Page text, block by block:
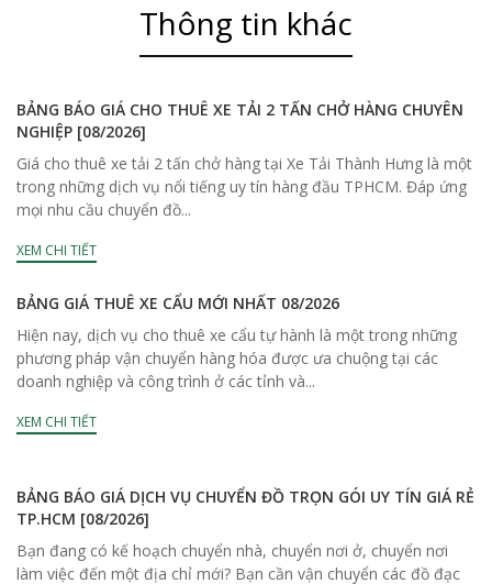
Thông tin khác
BẢNG BÁO GIÁ CHO THUÊ XE TẢI 2 TẤN CHỞ HÀNG CHUYÊN
NGHIỆP [08/2026]
Giá cho thuê xe tải 2 tấn chở hàng tại Xe Tải Thành Hưng là một
trong những dịch vụ nổi tiếng uy tín hàng đầu TPHCM. Đáp ứng
mọi nhu cầu chuyển đồ...
XEM CHI TIẾT
BẢNG GIÁ THUÊ XE CẨU MỚI NHẤT 08/2026
Hiện nay, dịch vụ cho thuê xe cẩu tự hành là một trong những
phương pháp vận chuyển hàng hóa được ưa chuộng tại các
doanh nghiệp và công trình ở các tỉnh và...
XEM CHI TIẾT
BẢNG BÁO GIÁ DỊCH VỤ CHUYỂN ĐỒ TRỌN GÓI UY TÍN GIÁ RẺ
TP.HCM [08/2026]
Bạn đang có kế hoạch chuyển nhà, chuyển nơi ở, chuyển nơi
làm việc đến một địa chỉ mới? Bạn cần vận chuyển các đồ đạc